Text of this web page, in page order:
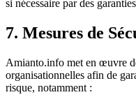
si nécessaire par des
7. Mesures de
Amianto.info met en œuvre
organisationnelles afin de
risque, notamment :